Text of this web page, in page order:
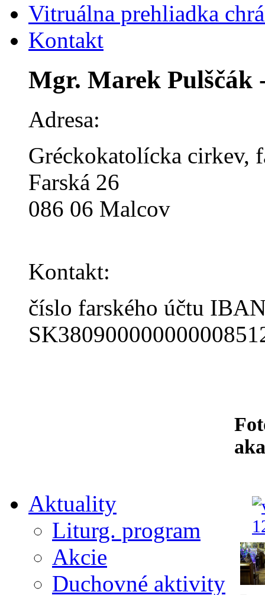
Vitruálna prehliadka
Kontakt
Mgr. Marek Pulščák
Adresa:
Gréckokatolícka cirkev,
Farská 26
086 06 Malcov
Kontakt:
číslo farského účtu
Aktuality
Liturg. program
Akcie
Duchovné aktivity